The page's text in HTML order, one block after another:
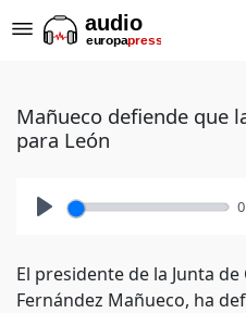
Mañueco defiende que
para León
El presidente de la Junta
Fernández Mañueco, ha